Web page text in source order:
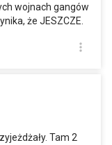
wojnach gangów
że JESZCZE.
Tam 2